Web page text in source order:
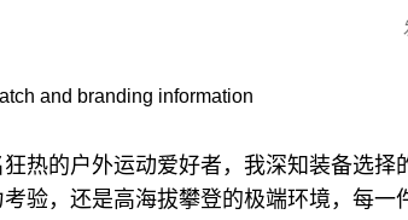
狂热的户外运动爱好者，我深知装备选
验，还是高海拔攀登的极端环境，每一